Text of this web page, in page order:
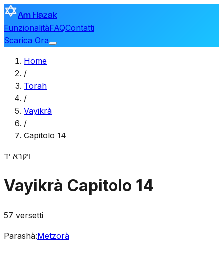
Am Hazak
FunzionalitàFAQContatti
Scarica Ora
Home
/
Torah
/
Vayikrà
/
Capitolo 14
ויקרא יד
Vayikrà Capitolo 14
57 versetti
Parashà:Metzorà